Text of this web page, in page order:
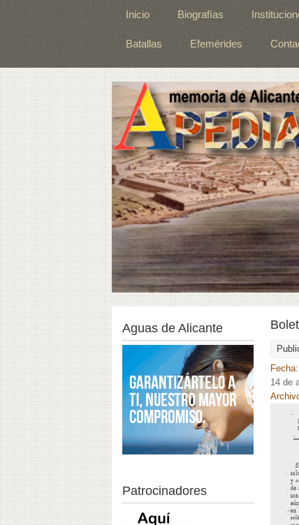
Inicio Biografías
Batallas Efemérides
Fecha:
14 de
Aguas de Alicante
Patrocinadores